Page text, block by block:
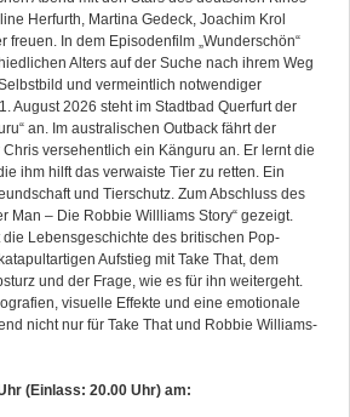
Herfurth, Martina Gedeck, Joachim Krol
freuen. In dem Episodenfilm „Wunderschön“
Alters auf der Suche nach ihrem Weg
und vermeintlich notwendiger
August 2026 steht im Stadtbad Querfurt der
an. Im australischen Outback fährt der
versehentlich ein Känguru an. Er lernt die
ihm hilft das verwaiste Tier zu retten. Ein
und Tierschutz. Zum Abschluss des
Man – Die Robbie Willliams Story“ gezeigt.
Lebensgeschichte des britischen Pop-
Aufstieg mit Take That, dem
und der Frage, wie es für ihn weitergeht.
visuelle Effekte und eine emotionale
nicht nur für Take That und Robbie Williams-
(Einlass: 20.00 Uhr) am: